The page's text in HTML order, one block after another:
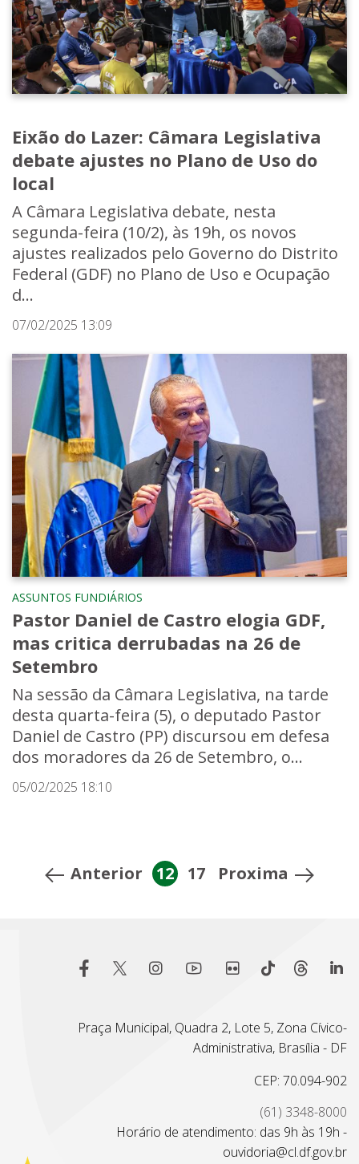
Eixão do Lazer: Câmara Legislativa
debate ajustes no Plano de Uso do
local
A Câmara Legislativa debate, nesta
segunda-feira (10/2), às 19h, os novos
ajustes realizados pelo Governo do Distrito
Federal (GDF) no Plano de Uso e Ocupação
d...
07/02/2025 13:09
ASSUNTOS FUNDIÁRIOS
Pastor Daniel de Castro elogia GDF,
mas critica derrubadas na 26 de
Setembro
Na sessão da Câmara Legislativa, na tarde
desta quarta-feira (5), o deputado Pastor
Daniel de Castro (PP) discursou em defesa
dos moradores da 26 de Setembro, o...
05/02/2025 18:10
Anterior 12 17 Proxima
Praça Municipal, Quadra 2, Lote 5, Zona Cívico-
Administrativa, Brasília - DF
CEP: 70.094-902
(61) 3348-8000
Horário de atendimento: das 9h às 19h -
ouvidoria@cl.df.gov.br